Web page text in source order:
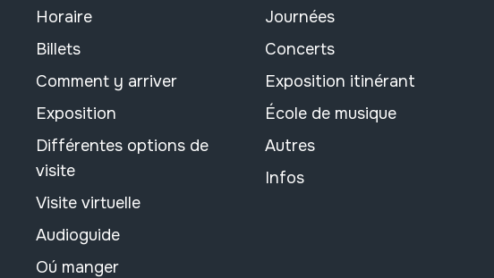
Horaire
Billets
Comment y arriver
Exposition
Différentes options de
visite
Visite virtuelle
Audioguide
Oú manger
Journées
Concerts
Exposition itinérant
École de musique
Autres
Infos